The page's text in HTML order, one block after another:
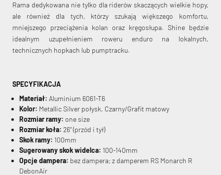
Rama dedykowana nie tylko dla riderów skaczących wielkie hopy,
ale również dla tych, którzy szukają większego komfortu,
mniejszego przeciążenia kolan oraz kręgosłupa. Shine będzie
idealnym uzupełnieniem roweru enduro na lokalnych,
technicznych hopkach lub pumptracku.
SPECYFIKACJA
Materiał: Aluminium 6061-T6
Kolor: Metallic Silver połysk, Czarny/Grafit matowy
Rozmiar ramy: one size
Rozmiar koła: 26" (przód i tył)
Skok ramy: 100mm
Sugerowany skok widelca: 100-140mm
Opcje dampera: bez dampera; z damperem RS Monarch R
DebonAir